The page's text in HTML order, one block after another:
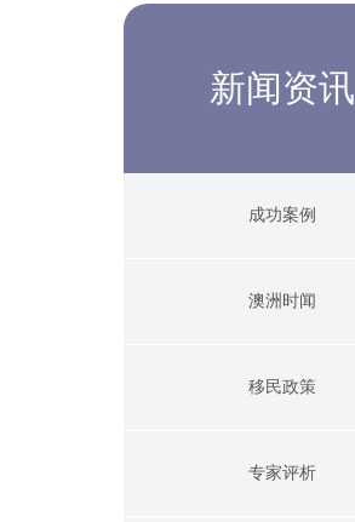
新闻资讯
成功案例
澳洲时闻
移民政策
专家评析